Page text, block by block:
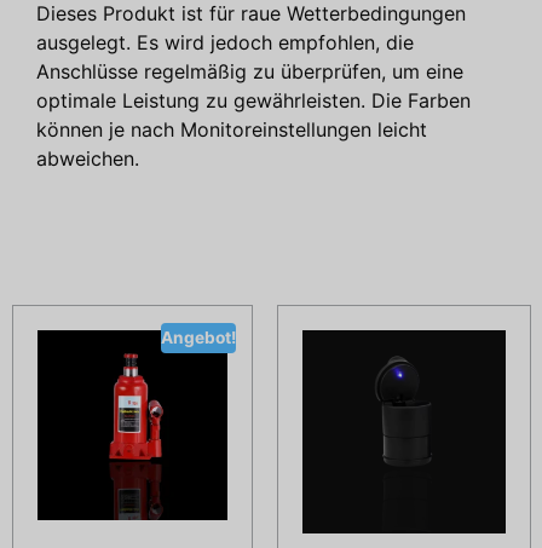
Dieses Produkt ist für raue Wetterbedingungen
ausgelegt. Es wird jedoch empfohlen, die
Anschlüsse regelmäßig zu überprüfen, um eine
optimale Leistung zu gewährleisten. Die Farben
können je nach Monitoreinstellungen leicht
abweichen.
Angebot!